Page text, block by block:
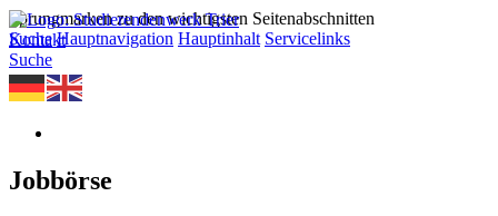
Sprungmarken zu den wichtigsten Seitenabschnitten
Suche Hauptnavigation Hauptinhalt Servicelinks
Kontakt
Suche
Jobbörse